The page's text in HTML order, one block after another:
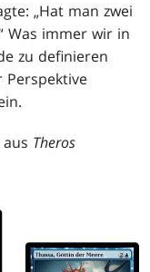
„Hat man zwei
Was immer wir in
zu definieren
Perspektive
Theros